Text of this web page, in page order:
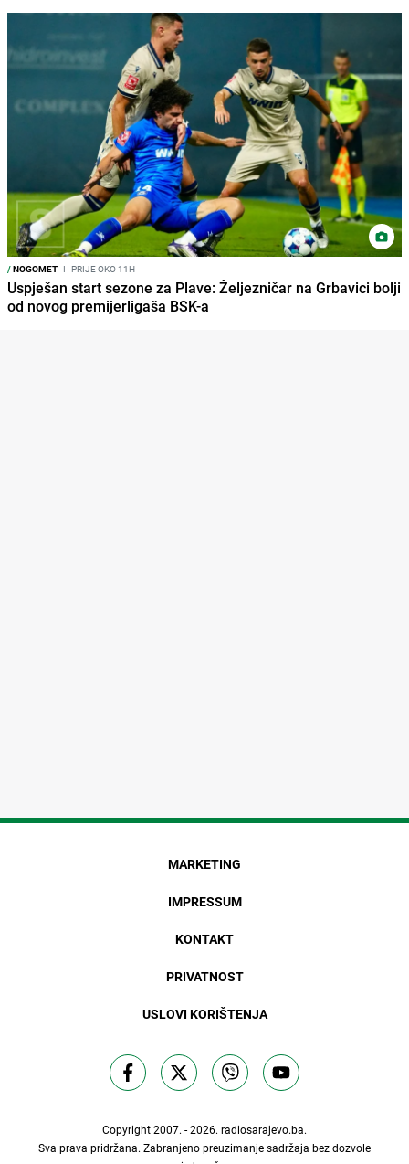
/NOGOMET I PRIJE OKO 11H
Uspješan start sezone za Plave: Željezničar na Grbavici bolji
od novog premijerligaša BSK-a
MARKETING
IMPRESSUM
KONTAKT
PRIVATNOST
USLOVI KORIŠTENJA
Copyright 2007. - 2026. radiosarajevo.ba.
Sva prava pridržana. Zabranjeno preuzimanje sadržaja bez dozvole